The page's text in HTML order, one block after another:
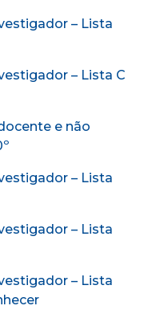
– Lista
– Lista C
e não
– Lista
– Lista
– Lista